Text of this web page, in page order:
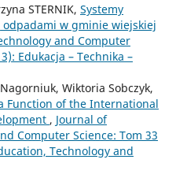
STERNIK, Systemy
w gminie wiejskiej
and Computer
Edukacja – Technika –
Wiktoria Sobczyk,
Function of the International
, Journal of
Computer Science: Tom 33
Technology and